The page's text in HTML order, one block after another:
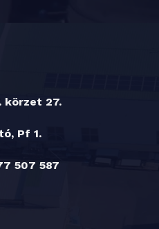
körzet 27.
Pf 1.
507 587